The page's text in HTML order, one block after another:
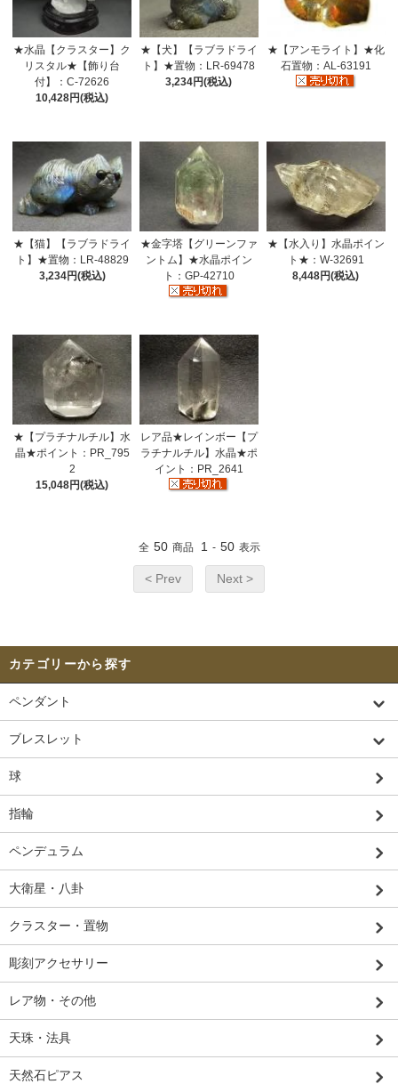
★水晶【クラスター】ク
リスタル★【飾り台
付】：C-72626
10,428円(税込)
★【犬】【ラブラドライ
ト】★置物：LR-69478
3,234円(税込)
★【アンモライト】★化
石置物：AL-63191
★【猫】【ラブラドライ
ト】★置物：LR-48829
3,234円(税込)
★金字塔【グリーンファ
ントム】★水晶ポイン
ト：GP-42710
★【水入り】水晶ポイン
ト★：W-32691
8,448円(税込)
★【プラチナルチル】水
晶★ポイント：PR_795
2
15,048円(税込)
レア品★レインボー【プ
ラチナルチル】水晶★ポ
イント：PR_2641
全 50 商品 1 - 50 表示
< Prev Next >
カテゴリーから探す
ペンダント
ブレスレット
球
指輪
ペンデュラム
大衛星・八卦
クラスター・置物
彫刻アクセサリー
レア物・その他
天珠・法具
天然石ピアス